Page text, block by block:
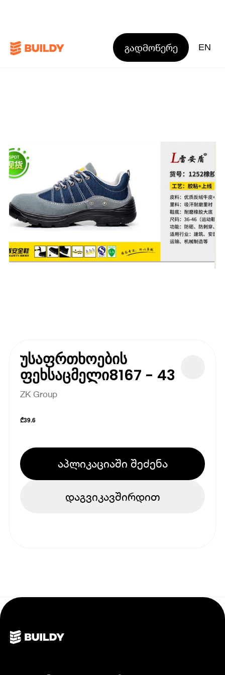
გადმოწერე EN
უსაფრთხოების
ფეხსაცმელი8167 - 43
ZK Group
₾39.6
აპლიკაციაში შეძენა
დაგვიკავშირდით